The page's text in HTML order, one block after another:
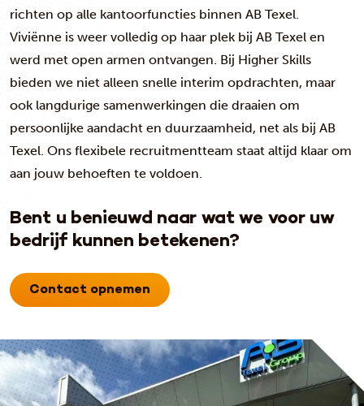
richten op alle kantoorfuncties binnen AB Texel.
Viviënne is weer volledig op haar plek bij AB Texel en
werd met open armen ontvangen. Bij Higher Skills
bieden we niet alleen snelle interim opdrachten, maar
ook langdurige samenwerkingen die draaien om
persoonlijke aandacht en duurzaamheid, net als bij AB
Texel. Ons flexibele recruitmentteam staat altijd klaar om
aan jouw behoeften te voldoen.
Bent u benieuwd naar wat we voor uw
bedrijf kunnen betekenen?
Contact opnemen